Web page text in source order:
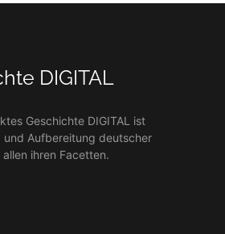
DIGITAL
Geschichte DIGITAL ist
und Aufbereitung deutscher
ihren Facetten.